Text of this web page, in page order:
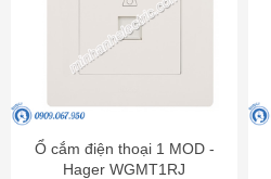
Ổ cắm điện thoại 1 MOD -
Hager WGMT1RJ